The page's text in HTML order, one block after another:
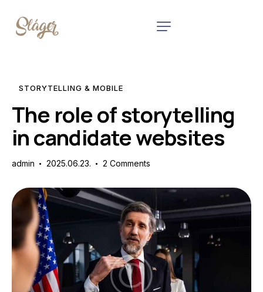
STORYTELLING & MOBILE
The role of storytelling
in candidate websites
admin 2025.06.23. 2 Comments